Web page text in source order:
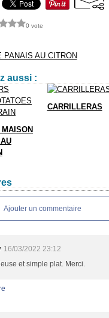
0 vote
PANAIS AU CITRON
aussi :
CARRILLERAS
Ajouter un commentaire
16/03/2022 23:12
et simple plat. Merci.